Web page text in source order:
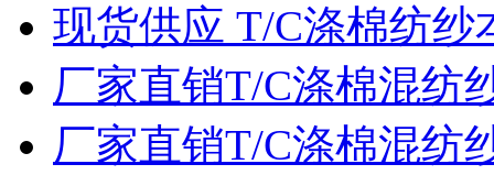
现货供应 T/C涤棉纺纱
厂家直销T/C涤棉混纺
厂家直销T/C涤棉混纺